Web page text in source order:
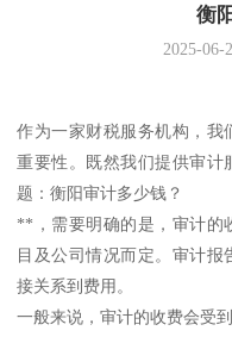
衡
2025-06-
作为一家财税服务机构，我
重要性。既然我们提供审计
题：衡阳审计多少钱？
**，需要明确的是，审计的
目及公司情况而定。审计
接关系到费用。
一般来说，审计的收费会受